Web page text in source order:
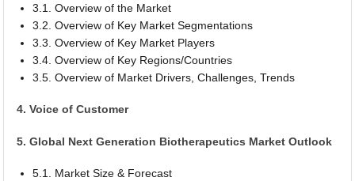
3.1. Overview of the Market
3.2. Overview of Key Market Segmentations
3.3. Overview of Key Market Players
3.4. Overview of Key Regions/Countries
3.5. Overview of Market Drivers, Challenges, Trends
4. Voice of Customer
5. Global Next Generation Biotherapeutics Market Outlook
5.1. Market Size & Forecast